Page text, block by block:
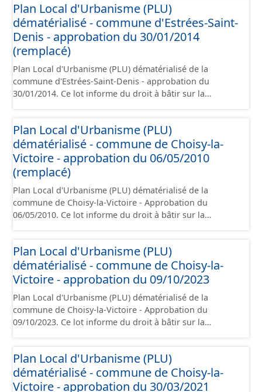
nationales du CNIG et contient les pièces
administratives, le rapport de présentation, le PADD, le
règlement, les annexes, les orientations d'aménagement
et les données géographiques. Malgré l'attention portée
à la création de ces données, il est rappelé que seuls les
documents papier font foi et sont opposables d'un point
de vue juridique.
Plan Local d'Urbanisme (PLU)
dématérialisé - commune d'Estrées-Saint-
Denis - approbation du 30/01/2014
(remplacé)
Plan Local d'Urbanisme (PLU) dématérialisé de la
commune d'Estrées-Saint-Denis - approbation du
30/01/2014. Ce lot informe du droit à bâtir sur la
contient les pièces administratives, le rapport de
présentation, le PADD, le règlement (à l'exception des
plans de zonages), les annexes, les orientations
d'aménagement et les données géographiques. Malgré
l'attention portée à la création de ces données, il est
rappelé que seuls les documents papier font foi et sont
opposables d'un point de vue juridique.
Plan Local d'Urbanisme (PLU)
dématérialisé - commune de Choisy-la-
Victoire - approbation du 06/05/2010
(remplacé)
Plan Local d'Urbanisme (PLU) dématérialisé de la
commune de Choisy-la-Victoire - Approbation du
06/05/2010. Ce lot informe du droit à bâtir sur la
du CNIG et contient les pièces administratives, le rapport
de présentation, le PADD, le règlement (à l'exception des
plans de zonages), les annexes, les orientations
d'aménagement et les données géographiques. Malgré
l'attention portée à la création de ces données, il est
rappelé que seuls les documents papier font foi et sont
opposables d'un point de vue juridique.
Plan Local d'Urbanisme (PLU)
dématérialisé - commune de Choisy-la-
Victoire - approbation du 09/10/2023
Plan Local d'Urbanisme (PLU) dématérialisé de la
commune de Choisy-la-Victoire - Approbation du
09/10/2023. Ce lot informe du droit à bâtir sur la
du CNIG et contient les pièces administratives, le rapport
de présentation, le PADD, le règlement, les annexes, les
orientations d'aménagement et les données
Plan Local d'Urbanisme (PLU)
dématérialisé - commune de Choisy-la-
Victoire - approbation du 30/03/2021